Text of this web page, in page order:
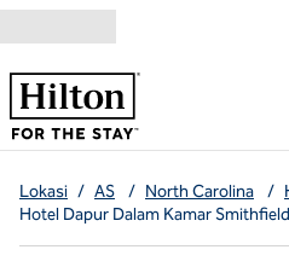
Lompati ke Konten
Lokasi / AS / North Carolina /
Hotel Dapur Dalam Kamar Smithfield